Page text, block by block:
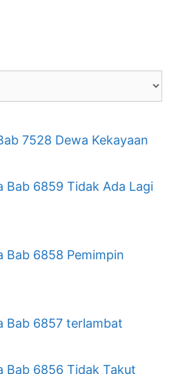
7528 Dewa Kekayaan
Bab 6859 Tidak Ada Lagi
Bab 6858 Pemimpin
Bab 6857 terlambat
Bab 6856 Tidak Takut